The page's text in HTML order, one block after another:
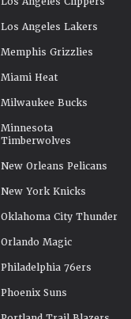
Los Angeles Lakers
Memphis Grizzlies
Miami Heat
Milwaukee Bucks
Minnesota
Timberwolves
New Orleans Pelicans
New York Knicks
Oklahoma City Thunder
Orlando Magic
Philadelphia 76ers
Phoenix Suns